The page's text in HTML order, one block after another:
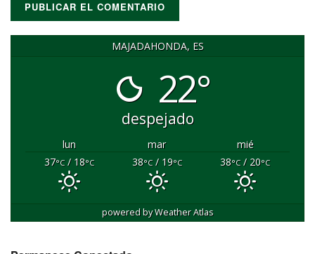
MAJADAHONDA, ES
22°
despejado
lun mar
mié
37°C/ 18°C 38°C/ 19°C 38°C/ 20°C
powered byWeather Atlas